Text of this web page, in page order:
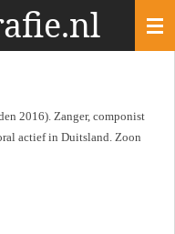
2016). Zanger, componist
actief in Duitsland. Zoon